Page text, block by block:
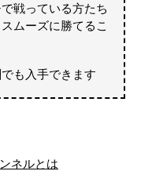
戦っている方たち
ムーズに勝てるこ
も入手できます
ネルとは